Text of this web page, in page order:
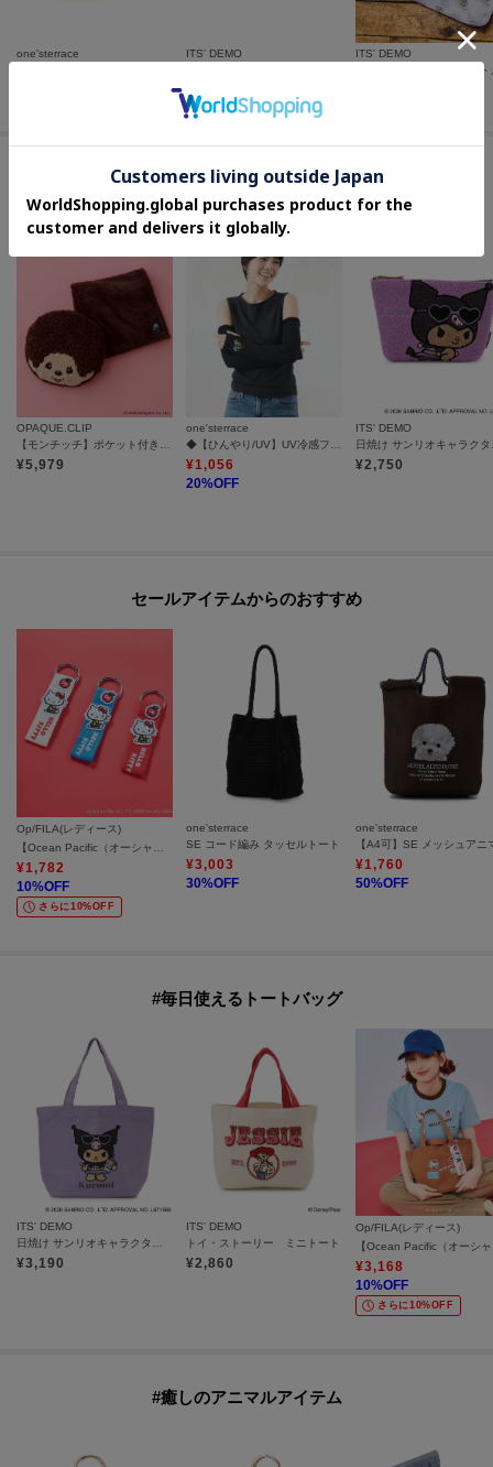
one'sterrace
ITS' DEMO
¥
ITS' DEMO
この商品を見た人はコチラの商品も
チェックしています
OPAQUE.CLIP
【モンチッチ】ポケット付きブランケット入りフェイス型クッション
¥5,979
one'sterrace
◆【ひんやり/UV】UV冷感フラワー アームカバー 指無
¥1,056
20%OFF
ITS' DEMO
日焼
¥2,750
セールアイテムからのおすすめ
Op/FILA(レディース)
¥1,782
10%OFF
さらに10%OFF
one'sterrace
SE コード編み タッセルトート
¥3,003
30%OFF
one'sterrace
¥1,760
50%OFF
#毎日使えるトートバッグ
ITS' DEMO
日焼け サンリオキャラクターズ ジャガードトート
¥3,190
ITS' DEMO
トイ・ストーリー ミニトート
¥2,860
Op/FILA(レディース)
¥3,168
10%OFF
さらに10%OFF
#癒しのアニマルアイテム